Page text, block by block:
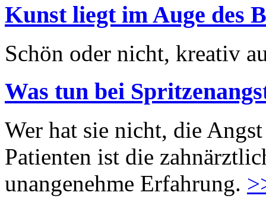
Kunst liegt im Auge des
Schön oder nicht, kreativ
Was tun bei
Wer hat sie nicht, die
Patienten ist die
unangenehme Erfahrung.